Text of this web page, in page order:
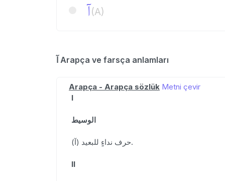
آ(A)
آ Arapça ve farsça anlamları
Arapça - Arapça sözlük Metni çevir
I
الوسيط
(آ) حرف نداءٍ للبعيد.
II